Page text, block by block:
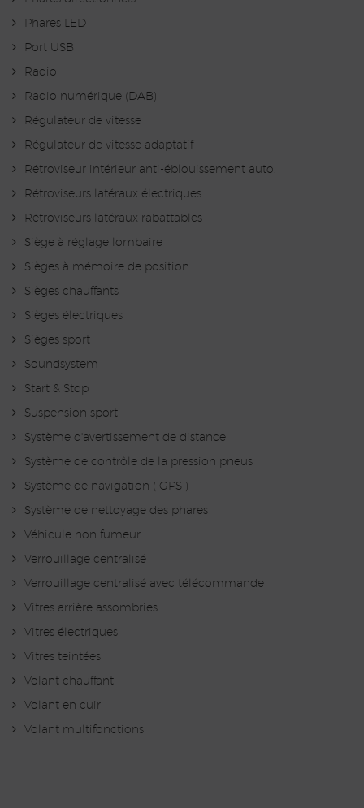
Phares LED
Port USB
Radio
Radio numérique (DAB)
Régulateur de vitesse
Régulateur de vitesse adaptatif
Rétroviseur intérieur anti-éblouissement auto.
Rétroviseurs latéraux électriques
Rétroviseurs latéraux rabattables
Siège à réglage lombaire
Sièges à mémoire de position
Sièges chauffants
Sièges électriques
Sièges sport
Soundsystem
Start & Stop
Suspension sport
Système d'avertissement de distance
Système de contrôle de la pression pneus
Système de navigation ( GPS )
Système de nettoyage des phares
Véhicule non fumeur
Verrouillage centralisé
Verrouillage centralisé avec télécommande
Vitres arrière assombries
Vitres électriques
Vitres teintées
Volant chauffant
Volant en cuir
Volant multifonctions